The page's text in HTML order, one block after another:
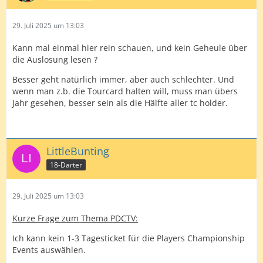
29. Juli 2025 um 13:03
Kann mal einmal hier rein schauen, und kein Geheule über
die Auslosung lesen ?
Besser geht natürlich immer, aber auch schlechter. Und
wenn man z.b. die Tourcard halten will, muss man übers
Jahr gesehen, besser sein als die Hälfte aller tc holder.
LittleBunting
18-Darter
29. Juli 2025 um 13:03
Kurze Frage zum Thema PDCTV:
Ich kann kein 1-3 Tagesticket für die Players Championship
Events auswählen.